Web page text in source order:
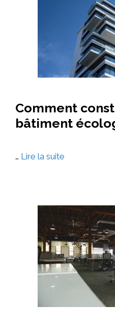
Comment
bâtiment
… Lire la suite